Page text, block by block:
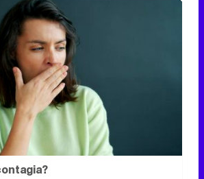
por qué el bostezo es